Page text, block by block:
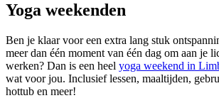
Yoga weekenden
Ben je klaar voor een extra lang stuk
meer dan één moment van één dag om aan je
werken? Dan is een heel yoga weekend in
wat voor jou. Inclusief lessen, maaltijden,
hottub en meer!